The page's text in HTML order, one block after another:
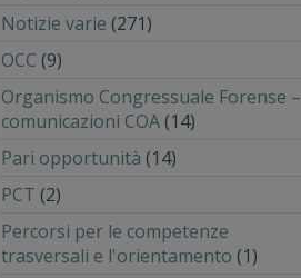
Notizie varie (271)
OCC (9)
Organismo Congressuale Forense –
comunicazioni COA(14)
Pari opportunità (14)
PCT (2)
Percorsi per le competenze
trasversali e l'orientamento (1)